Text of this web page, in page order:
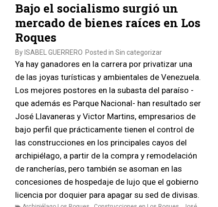
Bajo el socialismo surgió un
mercado de bienes raíces en Los
Roques
By ISABEL GUERRERO Posted in Sin categorizar
Ya hay ganadores en la carrera por privatizar una
de las joyas turísticas y ambientales de Venezuela.
Los mejores postores en la subasta del paraíso -
que además es Parque Nacional- han resultado ser
José Llavaneras y Victor Martins, empresarios de
bajo perfil que prácticamente tienen el control de
las construcciones en los principales cayos del
archipiélago, a partir de la compra y remodelación
de rancherías, pero también se asoman en las
concesiones de hospedaje de lujo que el gobierno
licencia por doquier para apagar su sed de divisas.